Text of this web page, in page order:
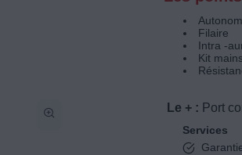
Filaire
Intra -
Kit
Le + : Port
Services